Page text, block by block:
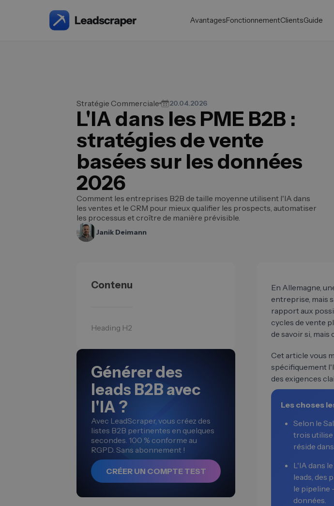
AvantagesFonctionnementClientsGuide
Stratégie Commerciale 20.04.2026
L'IA dans les PME B2B :
stratégies de vente
basées sur les données
2026
Comment les entreprises B2B de taille moyenne utilisent l'IA dans
les ventes et le CRM pour mieux qualifier les prospects, automatiser
les processus et croître de manière prévisible.
Janik Deimann
Contenu
Heading H2
Générer des
leads B2B avec
l'IA ?
Avec LeadScraper, vous créez des
listes B2B pertinentes en quelques
secondes. 100 % conforme au
RGPD. Sans abonnement !
CRÉER UN COMPTE TEST
En Allemagne,
entreprise, mais
rapport aux
cycles de vente
de savoir si, mais
Cet article vous
spécifiquement
des exigences
Les choses
Selon le
trois utilise
réside
L'IA dans
leads, des
le pipeline
données.